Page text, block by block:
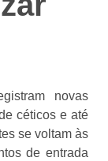
novas
céticos e até
se voltam às
de entrada